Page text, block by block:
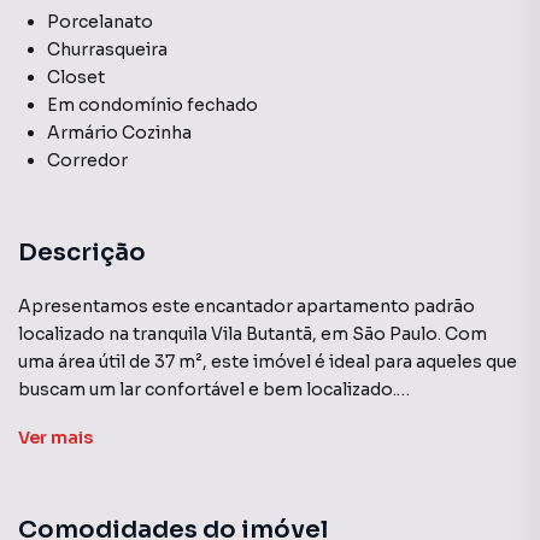
Porcelanato
Churrasqueira
Closet
Em condomínio fechado
Armário Cozinha
Corredor
Descrição
Apresentamos este encantador apartamento padrão
localizado na tranquila Vila Butantã, em São Paulo. Com
uma área útil de 37 m², este imóvel é ideal para aqueles que
buscam um lar confortável e bem localizado.
O apartamento conta com 1 quarto, 1 banheiro e 1 sala,
maximiza a sensação de amplitude.
Ver mais
Comodidades do imóvel